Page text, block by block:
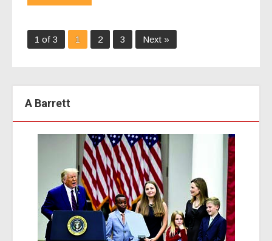
1 of 3 1 2 3 Next »
A Barrett